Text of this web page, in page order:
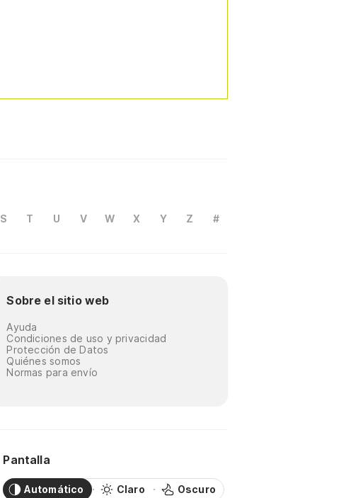
S T U V W X Y Z #
Sobre el sitio web
Ayuda
Condiciones de uso y privacidad
Protección de Datos
Quiénes somos
Normas para envío
Pantalla
Automático Claro Oscuro